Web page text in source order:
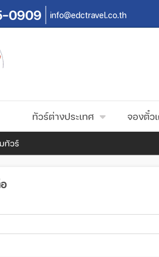
0909 info@edctravel.co.th
ทัวร์ต่างประเทศ จองตั๋ว
ทัวร์